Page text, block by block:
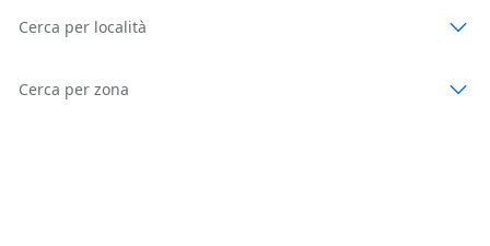
Cerca per località
Cerca per zona